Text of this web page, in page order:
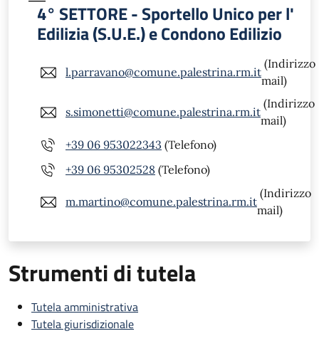
4° SETTORE - Sportello Unico per l'
Edilizia (S.U.E.) e Condono Edilizio
l.parravano@comune.palestrina.rm.it
(Indirizzo
mail)
s.simonetti@comune.palestrina.rm.it
(Indirizzo
mail)
+39 06 953022343 (Telefono)
+39 06 95302528 (Telefono)
m.martino@comune.palestrina.rm.it
(Indirizzo
mail)
Strumenti di tutela
Tutela amministrativa
Tutela giurisdizionale